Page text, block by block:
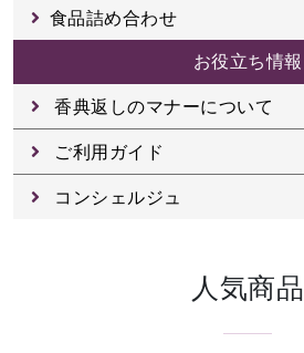
食品詰め合わせ
お役立ち情報
香典返しのマナーについて
ご利用ガイド
コンシェルジュ
人気商品